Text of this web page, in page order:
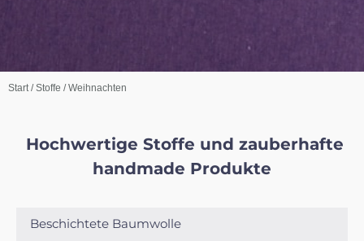
Start/Stoffe / Weihnachten
Hochwertige Stoffe und zauberhafte
handmade Produkte
Beschichtete Baumwolle